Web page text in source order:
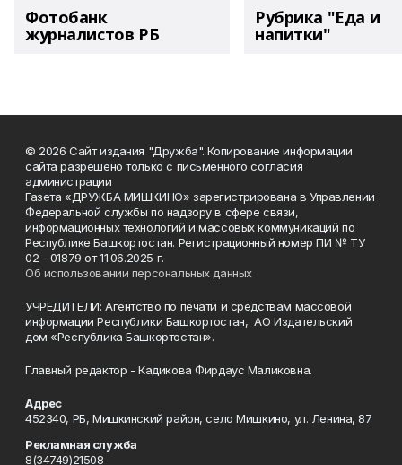
Фотобанк
журналистов РБ
Рубрика "Еда и
напитки"
© 2026 Сайт издания "Дружба". Копирование информации
сайта разрешено только с письменного согласия
администрации
Газета «ДРУЖБА МИШКИНО» зарегистрирована в Управлении
Федеральной службы по надзору в сфере связи,
информационных технологий и массовых коммуникаций по
Республике Башкортостан. Регистрационный номер ПИ № ТУ
02 - 01879 от 11.06.2025 г.
Об использовании персональных данных
УЧРЕДИТЕЛИ: Агентство по печати и средствам массовой
информации Республики Башкортостан, АО Издательский
дом «Республика Башкортостан».
Главный редактор - Кадикова Фирдаус Маликовна.
Адрес
452340, РБ, Мишкинский район, село Мишкино, ул. Ленина, 87
Рекламная служба
8(34749)21508